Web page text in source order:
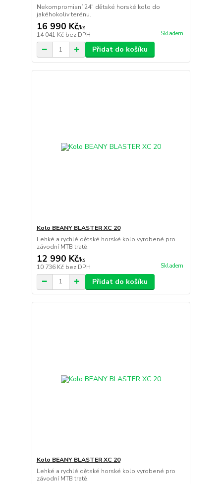
Nekompromisní 24" dětské horské kolo do
jakéhokoliv terénu.
16 990 Kč/ks
14 041 Kč bez DPH Skladem
Přidat do košíku
Kolo BEANY BLASTER XC 20
Lehké a rychlé dětské horské kolo vyrobené pro
závodní MTB tratě.
12 990 Kč/ks
10 736 Kč bez DPH Skladem
Přidat do košíku
Kolo BEANY BLASTER XC 20
Lehké a rychlé dětské horské kolo vyrobené pro
závodní MTB tratě.